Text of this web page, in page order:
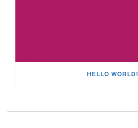
HELLO WORLD!